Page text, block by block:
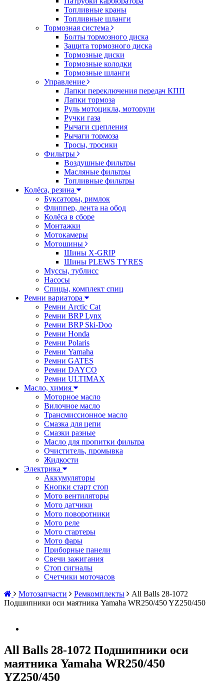
Топливные краны
Топливные шланги
Тормозная система
Болты тормозного диска
Защита тормозного диска
Тормозные диски
Тормозные колодки
Тормозные шланги
Управление
Лапки переключения передач КПП
Лапки тормоза
Руль мотоцикла, моторули
Ручки газа
Рычаги сцепления
Рычаги тормоза
Тросы, тросики
Фильтры
Воздушные фильтры
Масляные фильтры
Топливные фильтры
Колёса, резина
Буксаторы, римлок
Флиппер, лента на обод
Колёса в сборе
Монтажки
Мотокамеры
Мотошины
Шины X-GRIP
Шины PLEWS TYRES
Муссы, тублисс
Насосы
Спицы, комплект спиц
Ремни вариатора
Ремни Arctic Cat
Ремни BRP Lynx
Ремни BRP Ski-Doo
Ремни Honda
Ремни Polaris
Ремни Yamaha
Ремни GATES
Ремни DAYCO
Ремни ULTIMAX
Масло, химия
Моторное масло
Вилочное масло
Трансмиссионное масло
Смазка для цепи
Смазки разные
Масло для пропитки фильтра
Очиститель, промывка
Жидкости
Электрика
Аккумуляторы
Кнопки старт стоп
Мото вентиляторы
Мото датчики
Мото поворотники
Мото реле
Мото стартеры
Мото фары
Приборные панели
Свечи зажигания
Стоп сигналы
Счетчики моточасов
Мотозапчасти
Ремкомплекты
All Balls 28-1072
Подшипники оси маятника Yamaha WR250/450 YZ250/450
All Balls 28-1072 Подшипники оси
маятника Yamaha WR250/450
YZ250/450